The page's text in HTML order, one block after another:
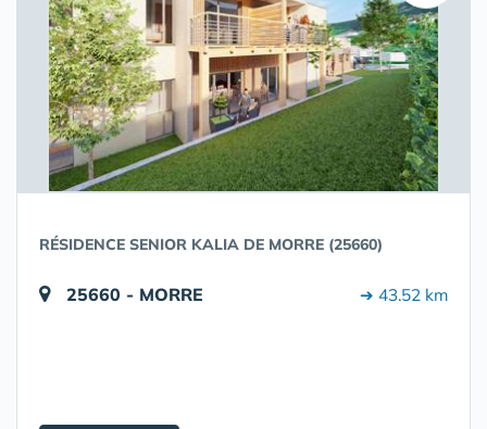
RÉSIDENCE SENIOR KALIA DE MORRE (25660)
25660 - MORRE ➔ 43.52 km